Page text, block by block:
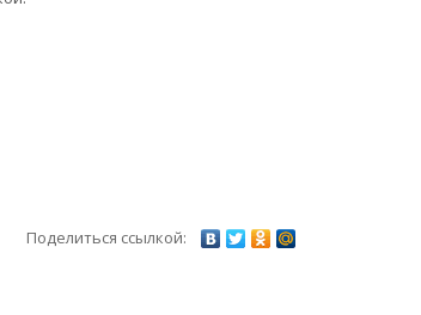
Поделиться ссылкой: